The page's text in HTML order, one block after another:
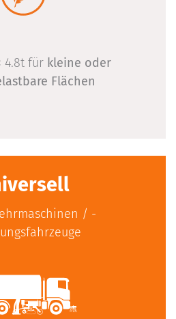
4.8t für kleine oder
Flächen
/ ­-